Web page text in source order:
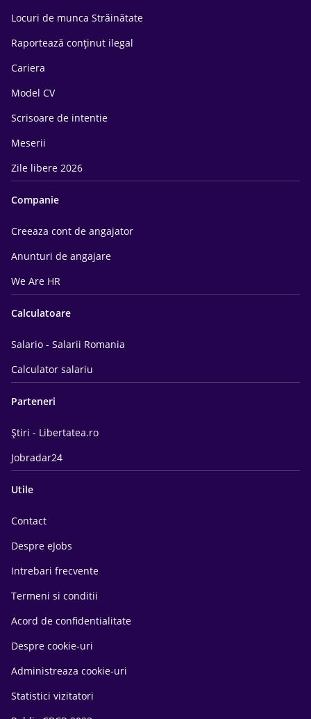
Locuri de munca Străinătate
Raportează conținut ilegal
Cariera
Model CV
Scrisoare de intentie
Meserii
Zile libere 2026
Companie
Creeaza cont de angajator
Anunturi de angajare
We Are HR
Calculatoare
Salario - Salarii Romania
Calculator salariu
Parteneri
Știri - Libertatea.ro
Jobradar24
Utile
Contact
Despre eJobs
Intrebari frecvente
Termeni si conditii
Acord de confidentialitate
Despre cookie-uri
Administreaza cookie-uri
Statistici vizitatori